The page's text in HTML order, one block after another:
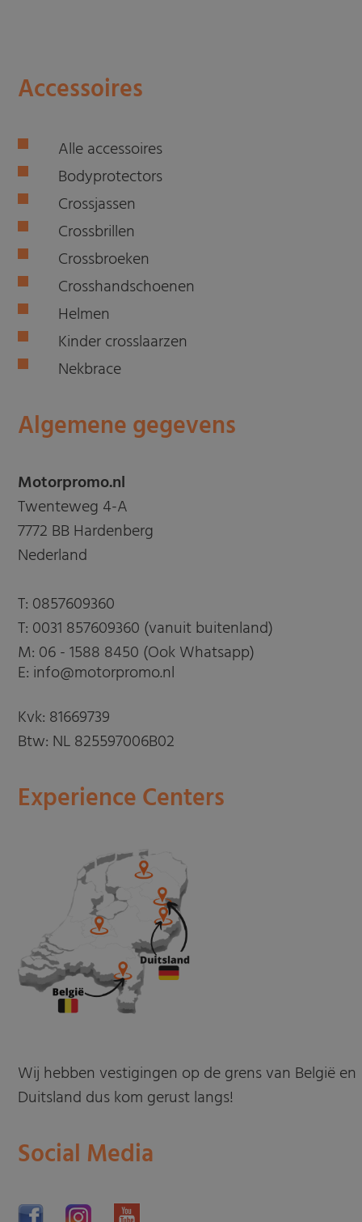
Accessoires
Alle accessoires
Bodyprotectors
Crossjassen
Crossbrillen
Crossbroeken
Crosshandschoenen
Helmen
Kinder crosslaarzen
Nekbrace
Algemene gegevens
Motorpromo.nl
Twenteweg 4-A
7772 BB Hardenberg
Nederland
T: 0857609360
T: 0031 857609360 (vanuit buitenland)
M: 06 - 1588 8450 (Ook Whatsapp)
E: info@motorpromo.nl
Kvk: 81669739
Btw: NL 825597006B02
Experience Centers
Wij hebben vestigingen op de grens van België en
Duitsland dus kom gerust langs!
Social Media